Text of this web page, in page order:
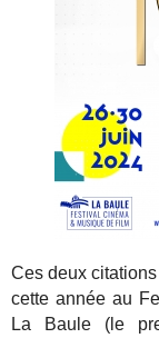
Ces deux
cette année au
La Baule (le